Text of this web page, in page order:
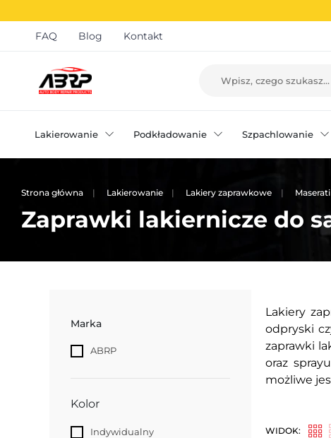
FAQ Blog Kontakt
Lakierowanie Podkładowanie Szpachlowanie
Strona główna Lakierowanie Lakiery zaprawkowe Maserati
Zaprawki lakiernicze do
Marka
ABRP
Kolor
Indywidualny
Lakiery
odpryski
zaprawki
oraz
możliwe
WIDOK: